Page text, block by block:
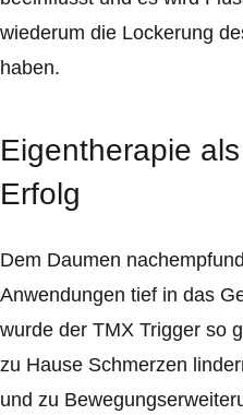
wiederum die Lockerung
haben.
Eigentherapie
Erfolg
Dem Daumen
Anwendungen tief in das
wurde der TMX Trigger so
zu Hause Schmerzen
und zu